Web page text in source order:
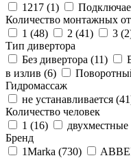
1217 (1)
Количество монтажных
1 (48) 2 (41) 3 (2
Тип дивертора
Без дивертора (11)
в излив (6)
Гидромассаж
не устанавливается (41
Количество человек
1 (16) двухместные
Бренд
1Marka (730)